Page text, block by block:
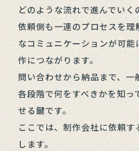
どのような流れで進んでいく
依頼側も一連のプロセスを
なコミュニケーションが可
作につながります。
問い合わせから納品まで、一
各段階で何をすべきかを知っ
せる鍵です。
ここでは、制作会社に依頼
します。